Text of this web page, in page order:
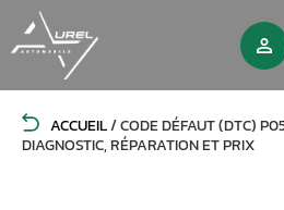
ACCUEIL/CODE DÉFAUT (DTC)
DIAGNOSTIC, RÉPARATION ET PRIX